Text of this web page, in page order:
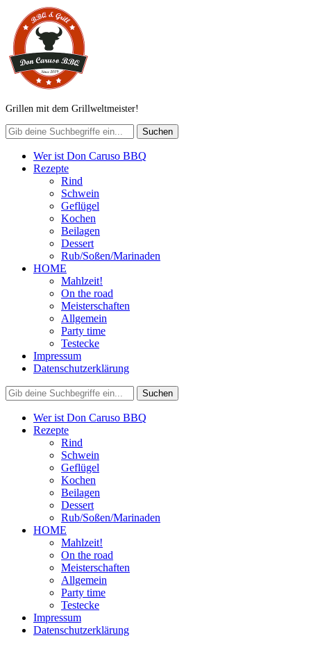
Grillen mit dem Grillweltmeister!
Wer ist Don Caruso BBQ
Rezepte
Rind
Schwein
Geflügel
Kochen
Beilagen
Dessert
Rub/Soßen/Marinaden
HOME
Mahlzeit!
On the road
Meisterschaften
Allgemein
Party time
Testecke
Impressum
Datenschutzerklärung
Wer ist Don Caruso BBQ
Rezepte
Rind
Schwein
Geflügel
Kochen
Beilagen
Dessert
Rub/Soßen/Marinaden
HOME
Mahlzeit!
On the road
Meisterschaften
Allgemein
Party time
Testecke
Impressum
Datenschutzerklärung